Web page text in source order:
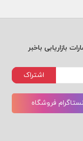
بازاریابی باخبر
اشتراک
فروشگاه